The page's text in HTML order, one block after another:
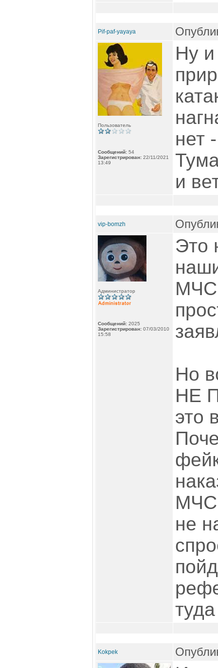
Pif-paf-yayaya
Пользователь
Сообщений: 54
Зарегистрирован: 22/11/2021
13:49
Ну и
нет
и
vip-bomzh
Администратор
Сообщений: 2025
Зарегистрирован: 07/03/2010
15:58
Это
МЧС
Но
НЕ
это
МЧС
не
Kokpek